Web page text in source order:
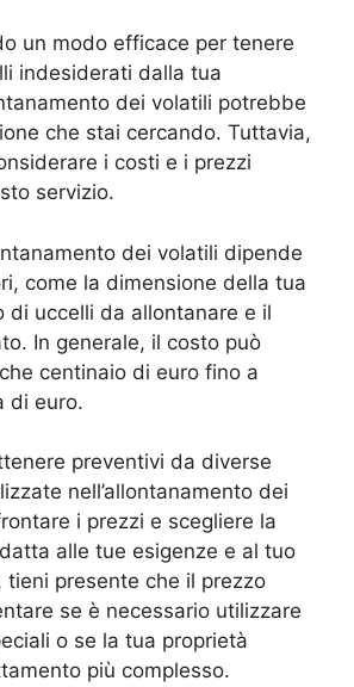
un modo efficace per tenere
indesiderati dalla tua
dei volatili potrebbe
che stai cercando. Tuttavia,
i costi e i prezzi
servizio.
dei volatili dipende
come la dimensione della tua
di uccelli da allontanare e il
In generale, il costo può
centinaio di euro fino a
di euro.
preventivi da diverse
nell’allontanamento dei
i prezzi e scegliere la
alle tue esigenze e al tuo
tieni presente che il prezzo
se è necessario utilizzare
o se la tua proprietà
più complesso.